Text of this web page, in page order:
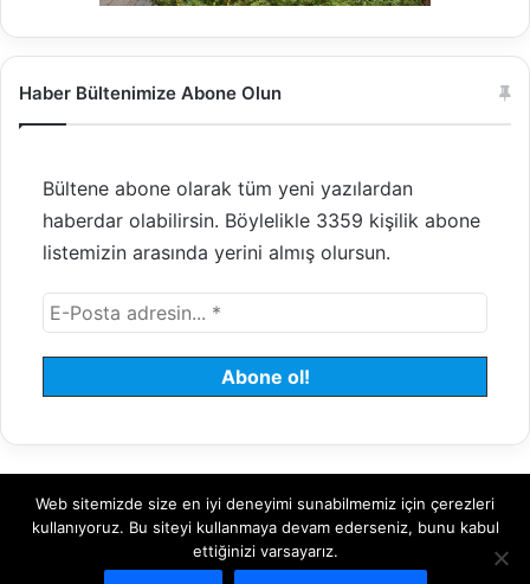
Haber Bültenimize Abone Olun
Bültene abone olarak tüm yeni yazılardan
haberdar olabilirsin. Böylelikle 3359 kişilik abone
listemizin arasında yerini almış olursun.
© 2008 - 2026 Tayfundeğer.com - Tüm hakları saklıdır.
Bulut Sunucu Sanal (VDS) Sunucu Yönetilen Sunucu
Web sitemizde size en iyi deneyimi sunabilmemiz için çerezleri
kullanıyoruz. Bu siteyi kullanmaya devam ederseniz, bunu kabul
ettiğinizi varsayarız.